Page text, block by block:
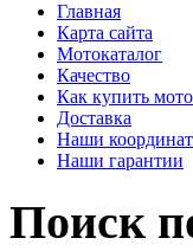
Главная
Карта сайта
Мотокаталог
Качество
Как купить
Доставка
Наши
Наши гарантии
Поиск